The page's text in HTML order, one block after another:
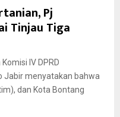
Pj
Tinjau Tiga
IV DPRD
Jabir menyatakan bahwa
dan Kota Bontang